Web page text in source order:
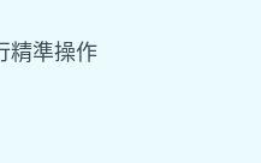
精準操作